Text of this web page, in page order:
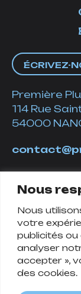
Nous
Nous
votre
publicités
analyser
accepter »,
des cookies.
ÉCRIVEZ-
Première
114 Rue
54000
Suivez-